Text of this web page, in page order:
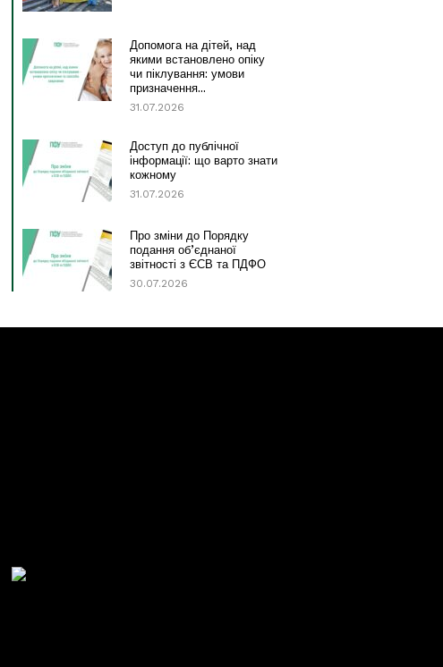
Допомога на дітей, над
якими встановлено опіку
чи піклування: умови
призначення...
31.07.2026
Доступ до публічної
інформації: що варто знати
кожному
31.07.2026
Про зміни до Порядку
подання об’єднаної
звітності з ЄСВ та ПДФО
30.07.2026